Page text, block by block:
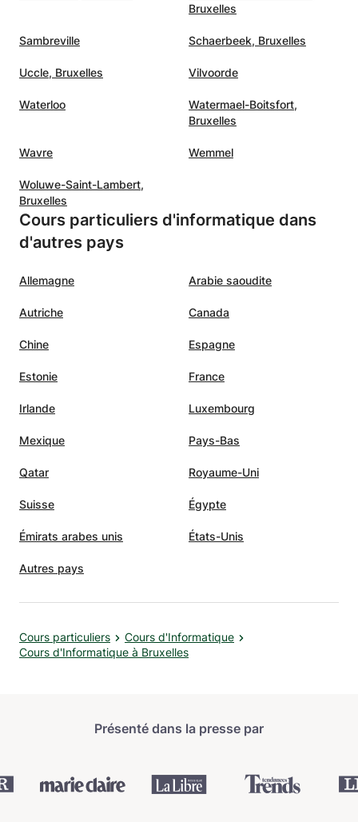
Bruxelles
Sambreville Schaerbeek, Bruxelles
Uccle, Bruxelles Vilvoorde
Waterloo
Watermael-Boitsfort,
Bruxelles
Wavre Wemmel
Woluwe-Saint-Lambert,
Bruxelles
Cours particuliers d'informatique dans
d'autres pays
Allemagne Arabie saoudite
Autriche Canada
Chine Espagne
Estonie France
Irlande Luxembourg
Mexique Pays-Bas
Qatar Royaume-Uni
Suisse Égypte
Émirats arabes unis États-Unis
Autres pays
Cours particuliers
Cours d'Informatique
Cours d'Informatique à Bruxelles
Présenté dans la presse par